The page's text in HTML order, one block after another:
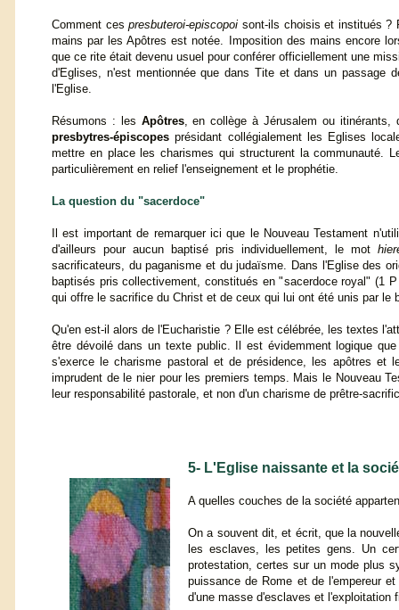
Comment cespresbuteroi-episcopoi sont-ils choisis et institués ?
mains par les Apôtres est notée. Imposition des mains encore
que ce rite était devenu usuel pour conférer officiellement une
d'Eglises, n'est mentionnée que dans Tite et dans un passage
l'Eglise.
Résumons : les Apôtres, en collège à Jérusalem ou itinérants,
presbytres-épiscopes présidant collégialement les Eglises
mettre en place les charismes qui structurent la communauté.
particulièrement en relief l'enseignement et le prophétie.
La question du "sacerdoce"
Il est important de remarquer ici que le Nouveau Testament
d'ailleurs pour aucun baptisé pris individuellement, le mot
sacrificateurs, du paganisme et du judaïsme. Dans l'Eglise des
baptisés pris collectivement, constitués en "sacerdoce royal" (1
qui offre le sacrifice du Christ et de ceux qui lui ont été unis par le
Qu'en est-il alors de l'Eucharistie ? Elle est célébrée, les textes
être dévoilé dans un texte public. Il est évidemment logique
s'exerce le charisme pastoral et de présidence, les apôtres
imprudent de le nier pour les premiers temps. Mais le Nouveau
leur responsabilité pastorale, et non d'un charisme de prêtre-
5- L'Eglise naissante et la
A quelles couches de la société
On a souvent dit, et écrit, que la
les esclaves, les petites gens. Un
protestation, certes sur un mode plus
puissance de Rome et de l'empereur
d'une masse d'esclaves et l'exploitation